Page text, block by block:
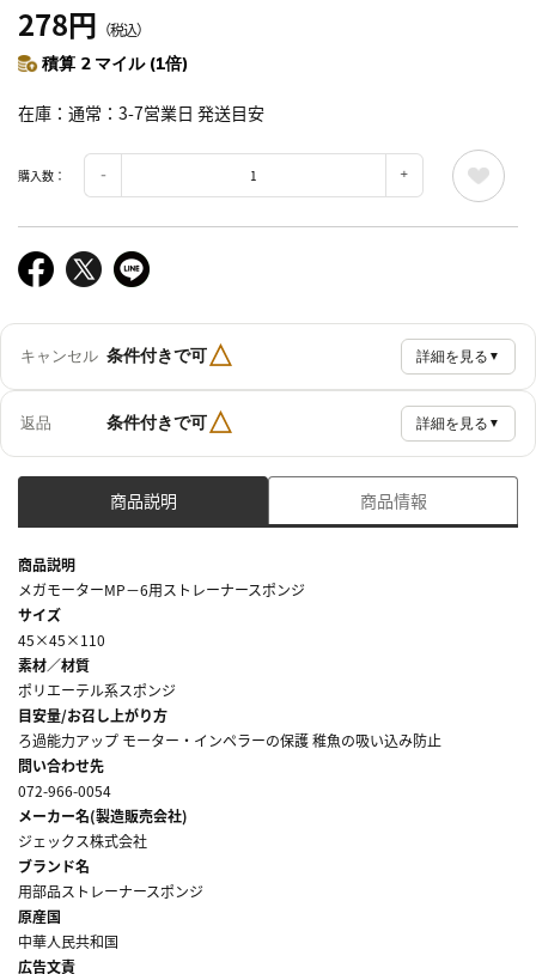
278円 （税込）
積算 2 マイル (1倍)
在庫 通常：3-7営業日 発送目安
購入数：
キャンセル 条件付きで可△ 詳細を見る ▼
返品 条件付きで可△ 詳細を見る ▼
商品説明 商品情報
商品説明
メガモーターMP－6用ストレーナースポンジ
サイズ
45×45×110
素材／材質
ポリエーテル系スポンジ
目安量/お召し上がり方
ろ過能力アップ モーター・インペラーの保護 稚魚の吸い込み防止
問い合わせ先
072-966-0054
メーカー名(製造販売会社)
ジェックス株式会社
ブランド名
用部品ストレーナースポンジ
原産国
中華人民共和国
広告文責